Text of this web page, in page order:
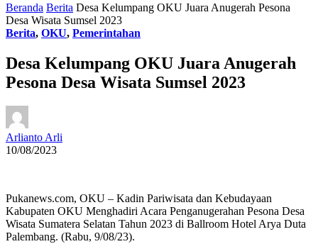
Beranda Berita Desa Kelumpang OKU Juara Anugerah Pesona
Desa Wisata Sumsel 2023
Berita, OKU, Pemerintahan
Desa Kelumpang OKU Juara Anugerah
Pesona Desa Wisata Sumsel 2023
Arlianto Arli
10/08/2023
Pukanews.com, OKU – Kadin Pariwisata dan Kebudayaan
Kabupaten OKU Menghadiri Acara Penganugerahan Pesona Desa
Wisata Sumatera Selatan Tahun 2023 di Ballroom Hotel Arya Duta
Palembang. (Rabu, 9/08/23).